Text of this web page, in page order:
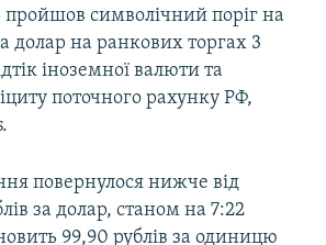
пройшов символічний поріг на
долар на ранкових торгах 3
іноземної валюти та
поточного рахунку РФ,
повернулося нижче від
за долар, станом на 7:22
99,90 рублів за одиницю